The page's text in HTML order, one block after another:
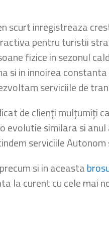
scurt inregistreaza
pentru turistii
fizice in sezonul
si in innoirea
serviciile de
de clienți mulțumiți
similara si
serviciile
si in aceasta
la curent cu cele mai